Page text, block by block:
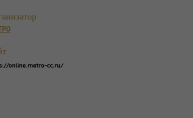
online.metro-cc.ru/